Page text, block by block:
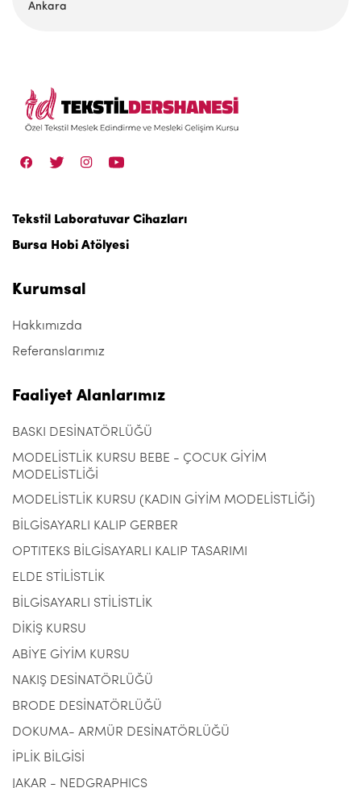
Ankara
Tekstil Laboratuvar Cihazları
Bursa Hobi Atölyesi
Kurumsal
Hakkımızda
Referanslarımız
Faaliyet Alanlarımız
BASKI DESİNATÖRLÜĞÜ
MODELİSTLİK KURSU BEBE - ÇOCUK GİYİM
MODELİSTLİĞİ
MODELİSTLİK KURSU (KADIN GİYİM MODELİSTLİĞİ)
BİLGİSAYARLI KALIP GERBER
OPTITEKS BİLGİSAYARLI KALIP TASARIMI
ELDE STİLİSTLİK
BİLGİSAYARLI STİLİSTLİK
DİKİŞ KURSU
ABİYE GİYİM KURSU
NAKIŞ DESİNATÖRLÜĞÜ
BRODE DESİNATÖRLÜĞÜ
DOKUMA- ARMÜR DESİNATÖRLÜĞÜ
İPLİK BİLGİSİ
JAKAR - NEDGRAPHICS